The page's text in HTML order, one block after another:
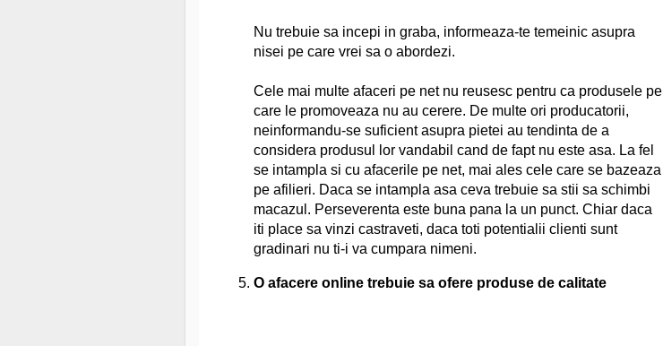
Nu trebuie sa incepi in graba, informeaza-te temeinic asupra
nisei pe care vrei sa o abordezi.
Cele mai multe afaceri pe net nu reusesc pentru ca produsele pe
care le promoveaza nu au cerere. De multe ori producatorii,
neinformandu-se suficient asupra pietei au tendinta de a
considera produsul lor vandabil cand de fapt nu este asa. La fel
se intampla si cu afacerile pe net, mai ales cele care se bazeaza
pe afilieri. Daca se intampla asa ceva trebuie sa stii sa schimbi
macazul. Perseverenta este buna pana la un punct. Chiar daca
iti place sa vinzi castraveti, daca toti potentialii clienti sunt
gradinari nu ti-i va cumpara nimeni.
O afacere online trebuie sa ofere produse de calitate